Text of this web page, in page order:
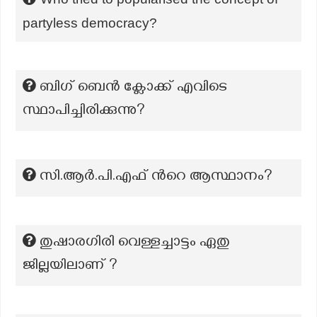
partyless democracy?
ബിഗ് ബെൻ ക്ലോക്ക് എവിടെ
സ്ഥാപിച്ചിരിക്കുന്നു?
സി.ആർ.പി.എഫ് ന്‍റെ ആസ്ഥാനം?
തുഷാരഗിരി വെള്ളച്ചാട്ടം ഏതു
ജില്ലയിലാണ് ?